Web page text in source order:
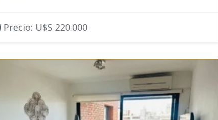
Precio: U$S 220.000